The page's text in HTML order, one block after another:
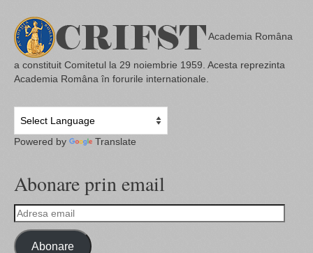
Academia Româna
a constituit Comitetul la 29 noiembrie 1959. Acesta reprezinta
Academia Româna în forurile internationale.
Powered by Translate
Abonare prin email
Adresa
email
Abonare